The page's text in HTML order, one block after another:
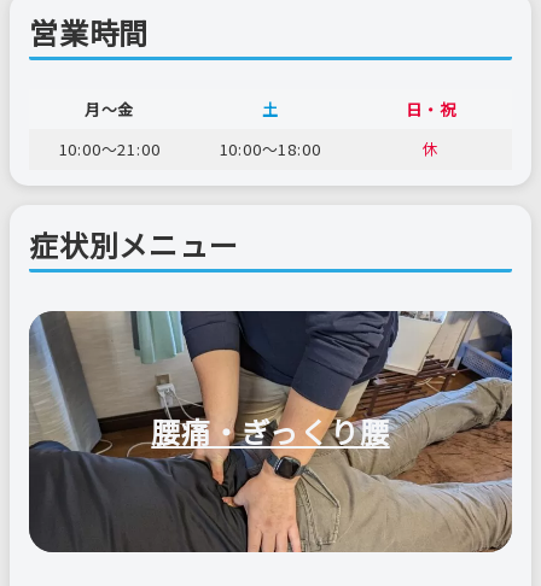
営業時間
月～金 土
日・祝
10:00～21:00
10:00～18:00 休
症状別メニュー
腰痛・ぎっくり腰